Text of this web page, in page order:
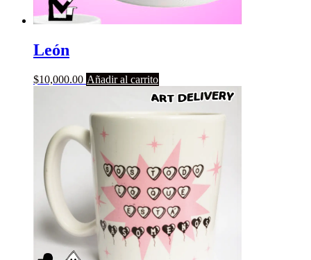
León
$10,000.00 Añadir al carrito